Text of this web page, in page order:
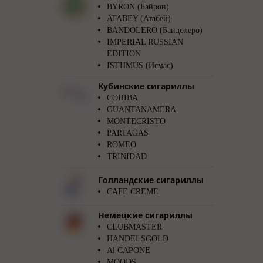
BYRON (Байрон)
ATABEY (Атабей)
BANDOLERO (Бандолеро)
IMPERIAL RUSSIAN
EDITION
ISTHMUS (Исмас)
Кубинские сигариллы
COHIBA
GUANTANAMERA
MONTECRISTO
PARTAGAS
ROMEO
TRINIDAD
Голландские сигариллы
CAFE CREME
Немецкие сигариллы
CLUBMASTER
HANDELSGOLD
Al CAPONE